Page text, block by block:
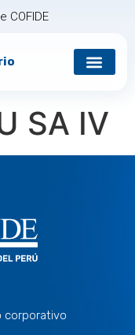
COFIDE
SA IV
corporativo